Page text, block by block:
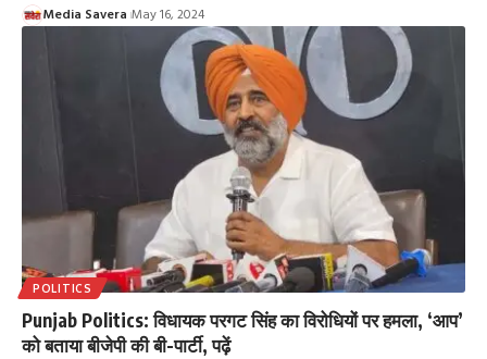
Media Savera May 16, 2024
POLITICS
Punjab Politics: विधायक परगट सिंह का विरोधियों पर हमला, ‘आप’
को बताया बीजेपी की बी-पार्टी, पढ़ें